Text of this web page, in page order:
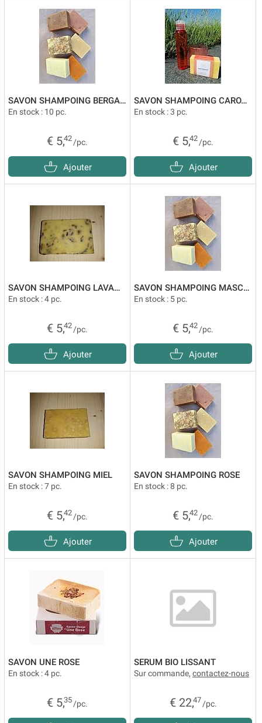
SAVON SHAMPOING BERGAMOTE
En stock : 10 pc.
€ 5,42 /pc.
Ajouter
SAVON SHAMPOING CAROTTE
En stock : 3 pc.
€ 5,42 /pc.
Ajouter
SAVON SHAMPOING LAVANDE
En stock : 4 pc.
€ 5,42 /pc.
Ajouter
SAVON SHAMPOING MASCULIN
En stock : 5 pc.
€ 5,42 /pc.
Ajouter
SAVON SHAMPOING MIEL
En stock : 7 pc.
€ 5,42 /pc.
Ajouter
SAVON SHAMPOING ROSE
En stock : 8 pc.
€ 5,42 /pc.
Ajouter
SAVON UNE ROSE
En stock : 4 pc.
€ 5,35 /pc.
SERUM BIO LISSANT
Sur commande, contactez-nous
€ 22,47 /pc.